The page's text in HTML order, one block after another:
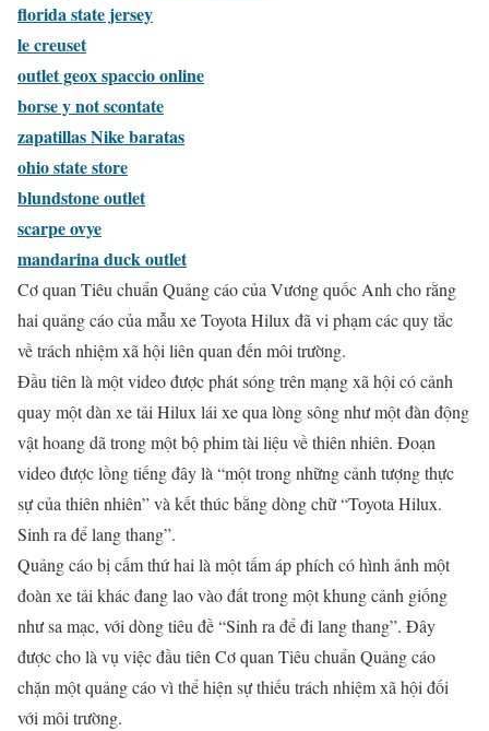
florida state jersey
le creuset
outlet geox spaccio online
borse y not scontate
zapatillas Nike baratas
ohio state store
blundstone outlet
scarpe ovye
mandarina duck outlet
Cơ quan Tiêu chuẩn Quảng cáo của Vương quốc Anh cho rằng
hai quảng cáo của mẫu xe Toyota Hilux đã vi phạm các quy tắc
về trách nhiệm xã hội liên quan đến môi trường.
Đầu tiên là một video được phát sóng trên mạng xã hội có cảnh
quay một dàn xe tải Hilux lái xe qua lòng sông như một đàn động
vật hoang dã trong một bộ phim tài liệu về thiên nhiên. Đoạn
video được lồng tiếng đây là “một trong những cảnh tượng thực
sự của thiên nhiên” và kết thúc bằng dòng chữ “Toyota Hilux.
Sinh ra để lang thang”.
Quảng cáo bị cấm thứ hai là một tấm áp phích có hình ảnh một
đoàn xe tải khác đang lao vào đất trong một khung cảnh giống
như sa mạc, với dòng tiêu đề “Sinh ra để đi lang thang”. Đây
được cho là vụ việc đầu tiên Cơ quan Tiêu chuẩn Quảng cáo
chặn một quảng cáo vì thể hiện sự thiếu trách nhiệm xã hội đối
với môi trường.